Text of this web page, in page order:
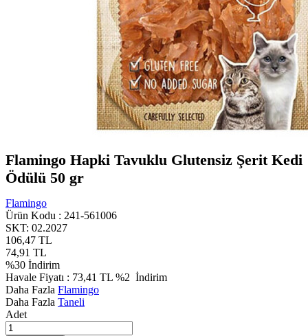
Flamingo Hapki Tavuklu Glutensiz Şerit Kedi
Ödülü 50 gr
Flamingo
Ürün Kodu : 241-561006
SKT: 02.2027
106,47 TL
74,91 TL
%30 İndirim
Havale Fiyatı : 73,41 TL %2 İndirim
Daha Fazla Flamingo
Daha Fazla Taneli
Adet